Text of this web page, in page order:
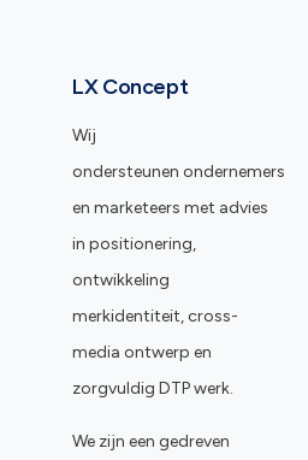
LX Concept
Wij
ondersteunen ondernemers
en marketeers met advies
in positionering,
ontwikkeling
merkidentiteit, cross-
media ontwerp en
zorgvuldig DTP werk.
We zijn een gedreven